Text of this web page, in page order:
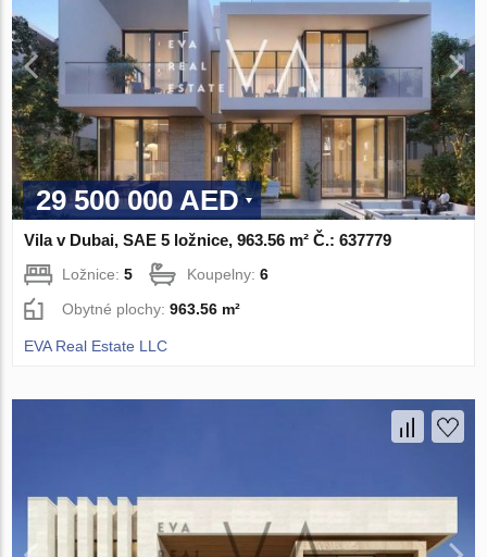
29 500 000 AED
Vila v Dubai, SAE 5 ložnice, 963.56 m² Č.: 637779
Ložnice:5 Koupelny:6
Obytné plochy:963.56 m²
EVA Real Estate LLC